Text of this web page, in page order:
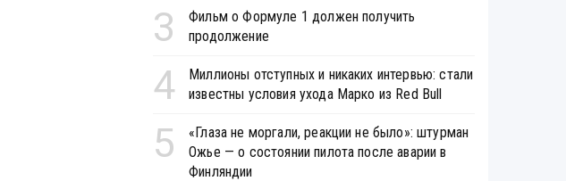
3
Фильм о Формуле 1 должен получить
продолжение
4
Миллионы отступных и никаких интервью: стали
известны условия ухода Марко из Red Bull
5
«Глаза не моргали, реакции не было»: штурман
Ожье — о состоянии пилота после аварии в
Финляндии